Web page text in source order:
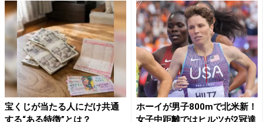
宝くじが当たる人にだけ共通
する“ある特徴”とは？
ホーイが男子800mで北米新！
女子中距離ではヒルツが2冠達